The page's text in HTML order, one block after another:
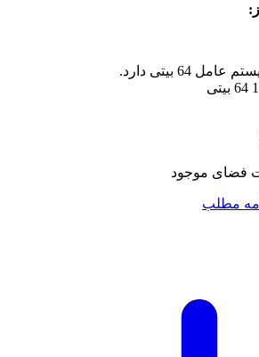
64 بیتی دارد.
ی
مطلب